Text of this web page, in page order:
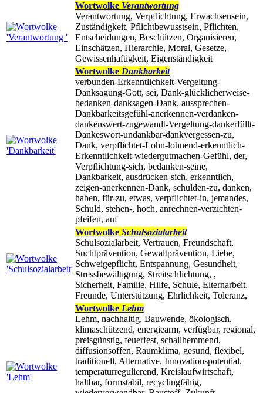
Wortwolke Verantwortung
Verantwortung, Verpflichtung, Erwachsensein,
Zuständigkeit, Pflichtbewusstsein, Pflichten,
Entscheidungen, Beschützen, Organisieren,
Einschätzen, Hierarchie, Moral, Gesetze,
Gewissenhaftigkeit, Eigenständigkeit
Wortwolke Dankbarkeit
verbunden-Erkenntlichkeit-Vergeltung-
Danksagung-Gott, sei, Dank-glücklicherweise-
bedanken-danksagen-Dank, aussprechen-
Dankbarkeitsgefühl-anerkennen-verdanken-
dankenswert-zugewandt-Vergeltung-dankerfüllt-
Dankeswort-undankbar-dankvergessen-zu,
Dank, verpflichtet-Lohn-lohnend-erkenntlich-
Erkenntlichkeit-wiedergutmachen-Gefühl, der,
Verpflichtung-sich, bedanken-seine,
Dankbarkeit, ausdrücken-sich, erkenntlich,
zeigen-anerkennen-Dank, schulden-zu, danken,
haben, für-zu, etwas, verpflichtet-in, jemandes,
Schuld, stehen-, hoch, anrechnen-verzichten-
pfeifen, auf
Wortwolke Schulsozialarbeit
Schulsozialarbeit, Vertrauen, Freundschaft,
Suchtprävention, Gewaltprävention, Liebe,
Schweigepflicht, Entspannung, Gesundheit,
Stressbewältigung, Streitschlichtung, ,
Sicherheit, Familie, Hilfe, Schule, Elternarbeit,
Freunde, Unterstützung, Ehrlichkeit, Toleranz,
Wortwolke Lehm
Lehm, nachhaltig, Bauwende, ökologisch,
klimaschützend, energiearm, verfügbar, regional,
preisgünstig, feuerfest, schallhemmend,
diffusionsoffen, Raumklima, gesund, flexibel,
traditionell, Alternative, Innovationspotential,
temperaturregulierend, Kreislaufwirtschaft,
haltbar, formstabil, recyclingfähig,